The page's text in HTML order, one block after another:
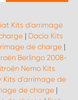
Kits d'arrimage
| Dacia Kits
de charge |
Berlingo 2008-
Nemo Kits
Kits d'arrimage de
de charge|